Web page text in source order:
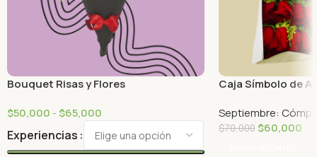
Bouquet Risas y Flores
$50,000 -$65,000
Experiencias
Caja Símbolo de
Septiembre:
$70,000$60,000